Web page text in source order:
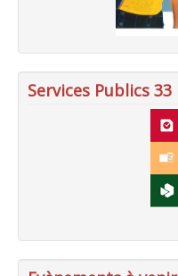
Services Publics 33